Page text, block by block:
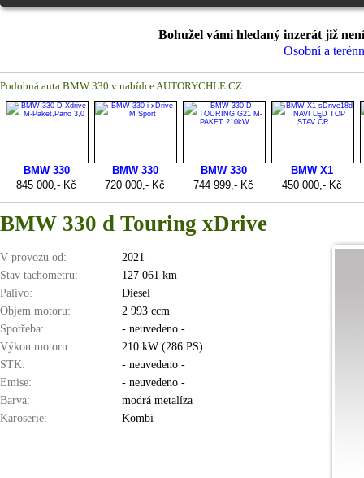
Bohužel vámi hledaný inzerát již
Osobní a
Podobná auta BMW 330 v nabídce AUTORYCHLE.CZ
BMW 330 d Touring xDrive
V provozu od:
2021
Stav tachometru:
127 061 km
Palivo:
Diesel
Objem motoru:
2 993 ccm
Spotřeba:
- neuvedeno -
Výkon motoru:
210 kW (286 PS)
STK:
- neuvedeno -
Emise:
- neuvedeno -
Barva:
modrá metalíza
Karoserie:
Kombi